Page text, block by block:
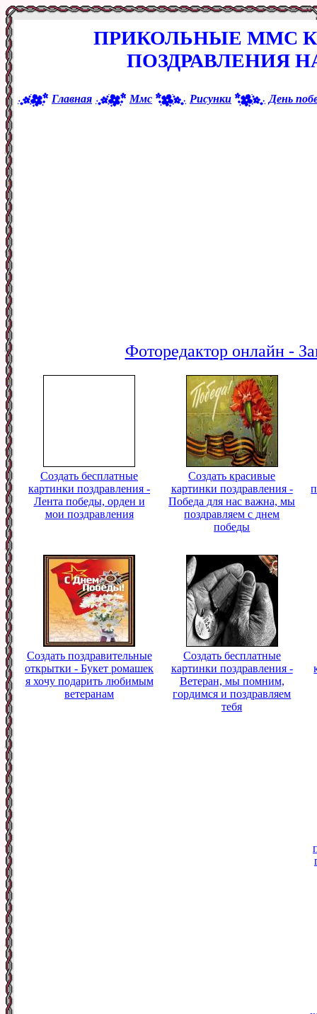
ПРИКОЛЬНЫЕ ММС
ПОЗДРАВЛЕНИЯ
Главная Ммс Рисунки День
Фоторедактор онлайн -
Создать бесплатные
картинки поздравления -
Лента победы, орден и
мои поздравления
Создать красивые
картинки поздравления -
Победа для нас важна, мы
поздравляем с днем
победы
Создать поздравительные
открытки - Букет ромашек
я хочу подарить любимым
ветеранам
Создать бесплатные
картинки поздравления -
Ветеран, мы помним,
гордимся и поздравляем
тебя